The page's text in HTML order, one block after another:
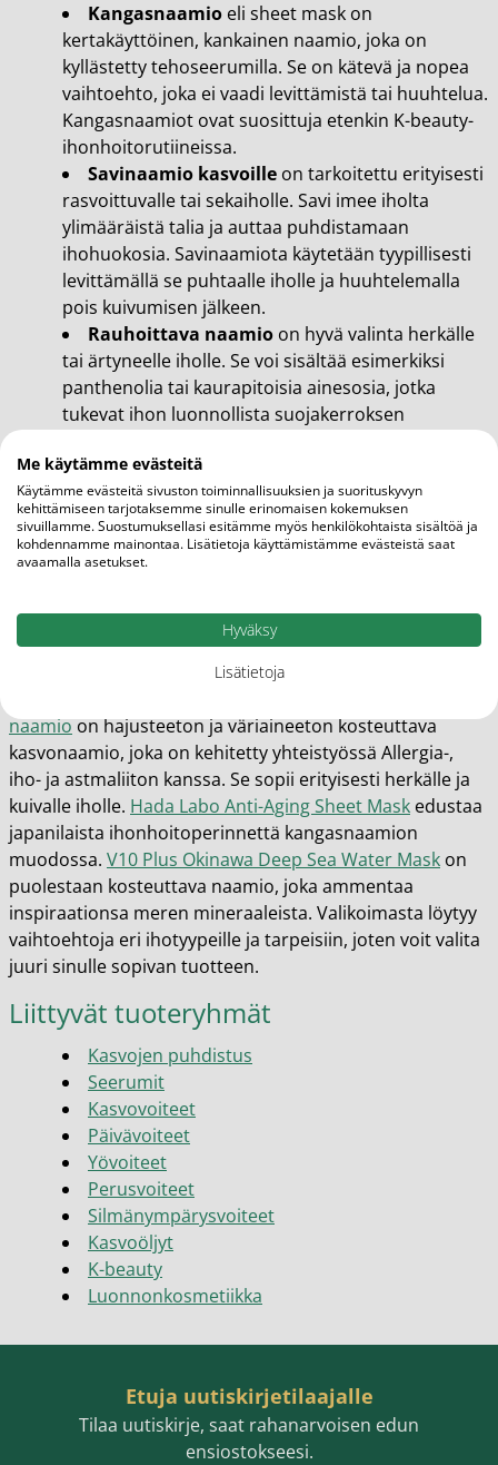
Kangasnaamio eli sheet mask on
kertakäyttöinen, kankainen naamio, joka on
kyllästetty tehoseerumilla. Se on kätevä ja nopea
vaihtoehto, joka ei vaadi levittämistä tai huuhtelua.
Kangasnaamiot ovat suosittuja etenkin K-beauty-
ihonhoitorutiineissa.
Savinaamio kasvoille on tarkoitettu erityisesti
rasvoittuvalle tai sekaiholle. Savi imee iholta
ylimääräistä talia ja auttaa puhdistamaan
ihohuokosia. Savinaamiota käytetään tyypillisesti
levittämällä se puhtaalle iholle ja huuhtelemalla
pois kuivumisen jälkeen.
Rauhoittava naamio on hyvä valinta herkälle
tai ärtyneelle iholle. Se voi sisältää esimerkiksi
panthenolia tai kaurapitoisia ainesosia, jotka
tukevat ihon luonnollista suojakerroksen
Yönaamiot puolestaan jätetään iholle koko yöksi, jolloin
ne hoitavat ihoa pitkäkestoisesti unen aikana. Voit
yhdistää erilaisia naamioita omaan hoitorutiiniisi ihon
kulloistenkin tarpeiden mukaan.
apteekissa
Olo-apteekin valikoimasta löydät kasvonaamioita usealta
naamioon hajusteeton ja väriaineeton kosteuttava
kasvonaamio, joka on kehitetty yhteistyössä Allergia-,
iho- ja astmaliiton kanssa. Se sopii erityisesti herkälle ja
kuivalle iholle. Hada Labo Anti-Aging Sheet Mask edustaa
japanilaista ihonhoitoperinnettä kangasnaamion
muodossa. V10 Plus Okinawa Deep Sea Water Mask on
puolestaan kosteuttava naamio, joka ammentaa
inspiraationsa meren mineraaleista. Valikoimasta löytyy
vaihtoehtoja eri ihotyypeille ja tarpeisiin, joten voit valita
juuri sinulle sopivan tuotteen.
Liittyvät tuoteryhmät
Kasvojen puhdistus
Seerumit
Kasvovoiteet
Päivävoiteet
Yövoiteet
Perusvoiteet
Silmänympärysvoiteet
Kasvoöljyt
K-beauty
Luonnonkosmetiikka
Etuja uutiskirjetilaajalle
Tilaa uutiskirje, saat rahanarvoisen edun
ensiostokseesi.
Me käytämme evästeitä
Käytämme evästeitä sivuston toiminnallisuuksien ja suorituskyvyn
kehittämiseen tarjotaksemme sinulle erinomaisen kokemuksen
sivuillamme. Suostumuksellasi esitämme myös henkilökohtaista sisältöä ja
kohdennamme mainontaa. Lisätietoja käyttämistämme evästeistä saat
avaamalla asetukset.
Hyväksy
Lisätietoja